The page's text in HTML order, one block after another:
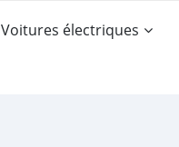
Voitures électriques